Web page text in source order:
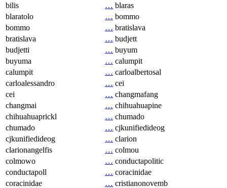
bilis
… blaras
blaratolo
… bommo
bommo
… bratislava
bratislava
… budjett
budjetti
… buyum
buyuma
… calumpit
calumpit
… carloalbertosal
carloalessandro
… cei
cei
… changmafang
changmai
… chihuahuapine
chihuahuaprickl
… chumado
chumado
… cjkunifiedideog
cjkunifiedideog
… clarion
clarionangelfis
… colmou
colmowo
… conductapolitic
conductapoll
… coracinidae
coracinidae
… cristianonovemb